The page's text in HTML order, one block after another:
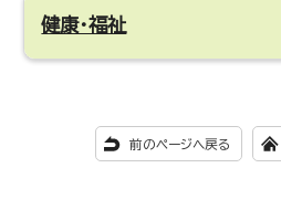
健康・福祉
前のページへ戻る